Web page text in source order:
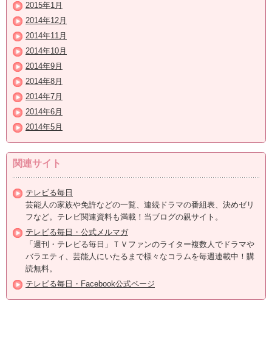
2015年1月
2014年12月
2014年11月
2014年10月
2014年9月
2014年8月
2014年7月
2014年6月
2014年5月
関連サイト
テレビる毎日
芸能人の家族や免許などの一覧、連続ドラマの番組表、決めゼリ
フなど。テレビ関連資料も満載！当ブログの親サイト。
テレビる毎日・公式メルマガ
「週刊・テレビる毎日」ＴＶファンのライター複数人でドラマや
バラエティ、芸能人にいたるまで様々なコラムを毎週連載中！購
読無料。
テレビる毎日・Facebook公式ページ